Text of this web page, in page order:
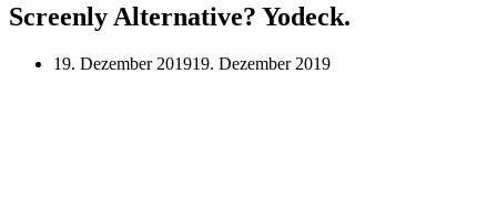
Screenly Alternative? Yodeck.
19. Dezember 201919. Dezember 2019